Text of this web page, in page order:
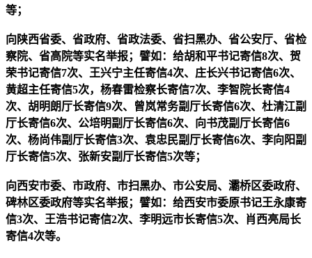
等；
向陕西省委、省政府、省政法委、省扫黑办、省公安厅、省检
察院、省高院等实名举报；譬如：给胡和平书记寄信8次、贺
荣书记寄信7次、王兴宁主任寄信4次、庄长兴书记寄信6次、
黄超主任寄信5次，杨春雷检察长寄信7次、李智院长寄信4
次、胡明朗厅长寄信9次、曾岚常务副厅长寄信6次、杜清江副
厅长寄信6次、公培明副厅长寄信6次、向书茂副厅长寄信6
次、杨尚伟副厅长寄信3次、袁忠民副厅长寄信6次、李向阳副
厅长寄信5次、张新安副厅长寄信5次等；
向西安市委、市政府、市扫黑办、市公安局、灞桥区委政府、
碑林区委政府等实名举报；譬如：给西安市委原书记王永康寄
信3次、王浩书记寄信2次、李明远市长寄信5次、肖西亮局长
寄信4次等。